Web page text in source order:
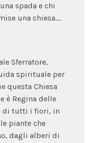
spada e chi
una chiesa....
Sferratore,
spirituale per
questa Chiesa
è Regina delle
di tutti i fiori, in
piante che
dagli alberi di